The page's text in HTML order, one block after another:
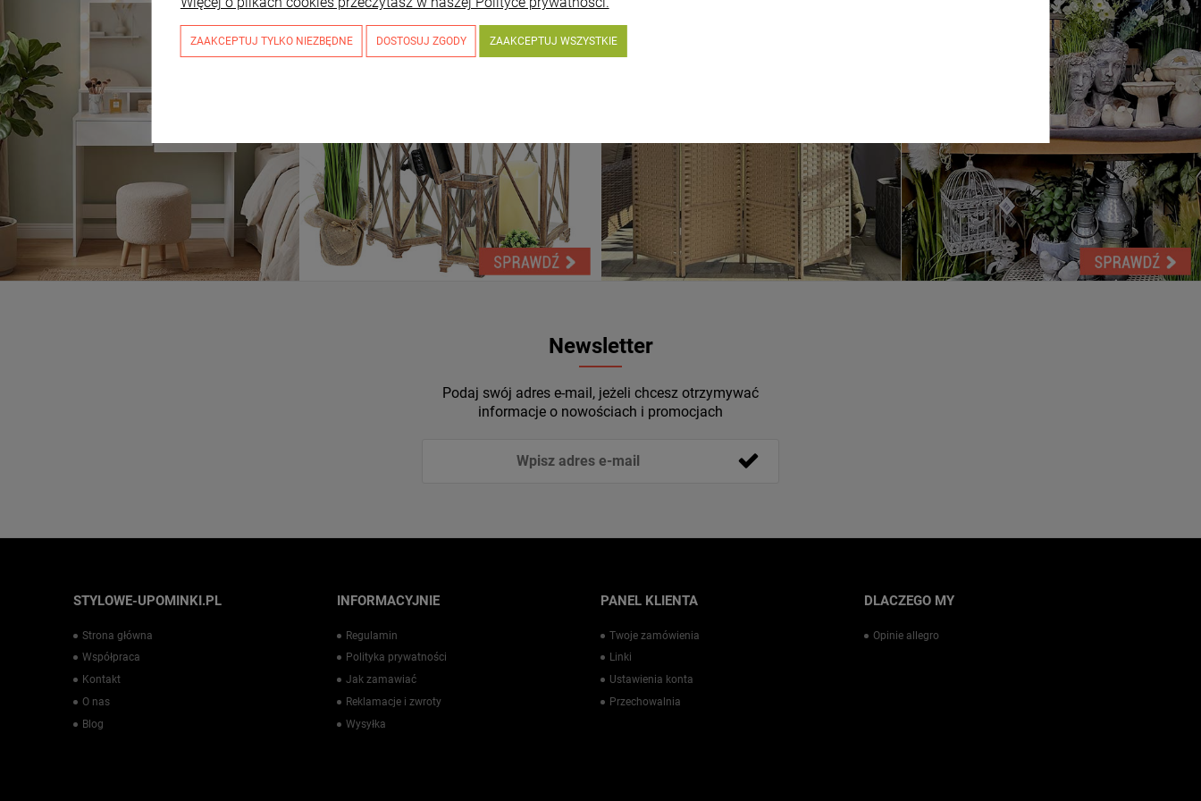
Newsletter
Podaj swój adres e-mail, jeżeli chcesz otrzymywać
informacje o nowościach i promocjach
STYLOWE-UPOMINKI.PL
Strona główna
Współpraca
Kontakt
O nas
Blog
INFORMACYJNIE
Regulamin
Polityka prywatności
Jak zamawiać
Reklamacje i zwroty
Wysyłka
PANEL KLIENTA
Twoje zamówienia
Linki
Ustawienia konta
Przechowalnia
DLACZEGO MY
Opinie allegro
ZAAKCEPTUJ TYLKO NIEZBĘDNE DOSTOSUJ ZGODY ZAAKCEPTUJ WSZYSTKIE